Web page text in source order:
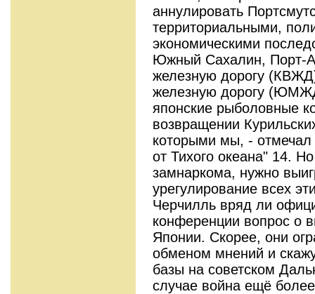
аннулировать
территориальными,
экономическими
Южный Сахалин, Порт-
железную дорогу
железную дорогу
японские рыболовные
возвращении
которыми мы, - отмечал
от Тихого океана" 14.
замнаркома, нужно
урегулирование всех
Черчилль вряд ли
конференции вопрос о
Японии. Скорее, они
обменом мнений и
базы на советском
случае война ещё более